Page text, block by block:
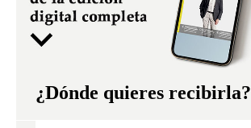
¿Dónde quieres recibirla?